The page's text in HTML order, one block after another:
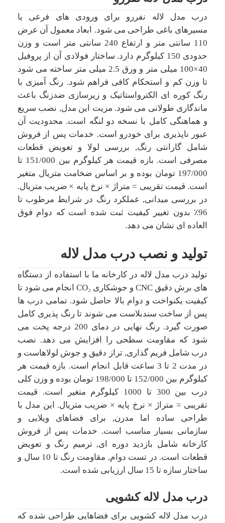
درب مدل لاله نفررو برای ورودی های فرعی یا
مسیرهای باغی طراحی می شود. ابعاد معمول آن عرض
110 سانتی متر و ارتفاع 240 سانتی متر است و وزن
حدودی 150 کیلوگرم دارد. ساختار فولادی آن از پروفیل
40×100 میلی متر و ورق 2.5 میلی متر ساخته می شود
تا وزن کم و استحکام کافی فراهم شود. رنگ آمیزی با
رنگ کوره ای الکترواستاتیک و زیرسازی ضدزنگ باعث
ماندگاری طولانی می شود. مزیت این مدل, نصب سریع
و هماهنگی کامل با نسخه دو لنگه است. محدودیت آن
عبور ناپذیری برای خودرو است. خدمات پس از فروش
شامل گارانتی رنگ, بررسی لولا و تعویض قطعات
مصرفی است. بازه قیمت هر کیلوگرم بین 151/000 تا
197/000 تومان بوده و بر اساس ضخامت متریال متغیر
است. قیمت تقریبی = متراژ × نرخ پایه × ضریب متریال.
در بررسی میدانی, عملکرد رنگ در شرایط مرطوب تا
96٪ بدون تغییر کیفیت ثبت شده است که دوام فوق
العاده ای نشان می دهد.
تولید و نصب درب مدل لاله
تولید درب مدل لاله در کارخانه ما با استفاده از دستگاه
های برش دقیق CNC و جوشکاری CO₂ انجام می شود تا
کیفیت یکنواخت و دوام بالا حاصل شود. تمامی درب ها
پس از ساخت سندبلاست می شوند تا رنگ پذیری کامل
صورت گیرد. رنگ نهایی در دمای 200 درجه پخت می
شود که مقاومت سطحی را افزایش می دهد. نصب
درب شامل فریم گذاری, تراز دقیق و جوش لولاهاست و
در مدت 2 تا 3 ساعت قابل انجام است. بازه قیمت هر
کیلوگرم بین 152/000 تا 198/000 تومان بوده و وزن کلی
درب بین 300 تا 1000 کیلوگرم متغیر است. قیمت
تقریبی = متراژ × نرخ پایه × ضریب متریال. این مدل با
طراحی ساده اما مدرن, برای فضاهای ویلایی و
سازمانی بسیار مناسب است. خدمات پس از فروش
کارخانه شامل بازدید دوره ای, ترمیم رنگ و تعویض
قطعات است. در تست دوام, مقاومت رنگ تا 10 سال و
ساختار سازه تا 15 سال ارزیابی شده است.
درب مدل لاله کشویی
درب مدل لاله کشویی برای فضاهایی طراحی شده که